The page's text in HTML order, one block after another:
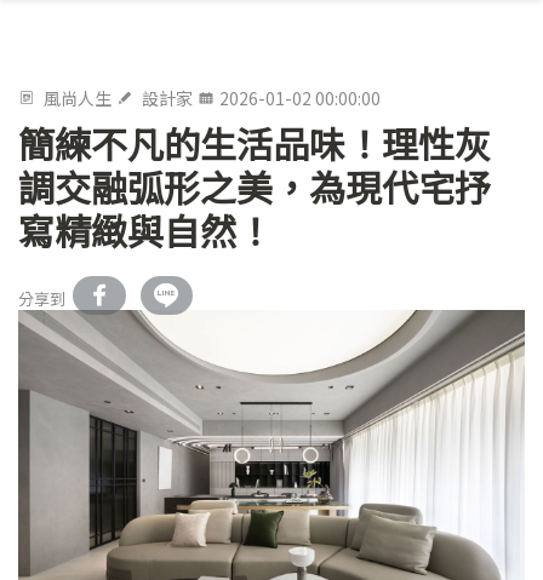
風尚人生 設計家 2026-01-02 00:00:00
簡練不凡的生活品味！理性灰
調交融弧形之美，為現代宅抒
寫精緻與自然！
分享到